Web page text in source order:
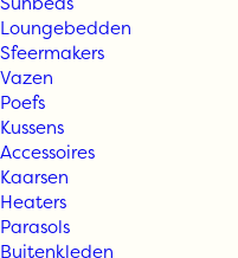
Loungebedden
Sfeermakers
Vazen
Poefs
Kussens
Accessoires
Kaarsen
Heaters
Parasols
Buitenkleden